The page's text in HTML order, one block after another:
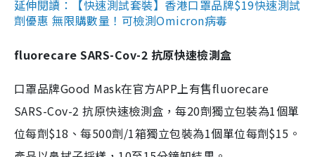
延伸閱讀：【快速測試套裝】香港口罩品牌$19快速測試
劑優惠 無限購數量！可檢測Omicron病毒
fluorecare SARS-Cov-2 抗原快速檢測盒
口罩品牌Good Mask在官方APP上有售fluorecare
SARS-Cov-2 抗原快速檢測盒，每20劑獨立包裝為1個單
位每劑$18、每500劑/1箱獨立包裝為1個單位每劑$15。